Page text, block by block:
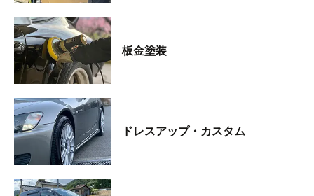
板金塗装
ドレスアップ・カスタム